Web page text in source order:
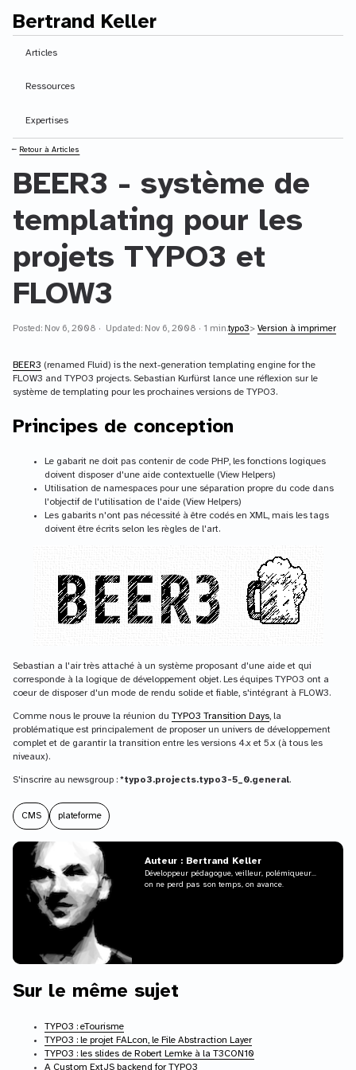
Contenu principal
Bertrand Keller
Articles
Ressources
Expertises
⭠ Retour à Articles
BEER3 - système de
templating pour les
projets TYPO3 et
FLOW3
Posted: Nov 6, 2008 · Updated: Nov 6, 2008 · 1 min.typo3> Version à imprimer
BEER3 (renamed Fluid) is the next-generation templating engine for the
FLOW3 and TYPO3 projects. Sebastian Kurfürst lance une réflexion sur le
système de templating pour les prochaines versions de TYPO3.
Principes de conception
Le gabarit ne doit pas contenir de code PHP, les fonctions logiques
doivent disposer d'une aide contextuelle (View Helpers)
Utilisation de namespaces pour une séparation propre du code dans
l'objectif de l'utilisation de l'aide (View Helpers)
Les gabarits n'ont pas nécessité à être codés en XML, mais les tags
doivent être écrits selon les règles de l'art.
Sebastian a l'air très attaché à un système proposant d'une aide et qui
corresponde à la logique de développement objet. Les équipes TYPO3 ont a
coeur de disposer d'un mode de rendu solide et fiable, s'intégrant à FLOW3.
Comme nous le prouve la réunion du TYPO3 Transition Days, la
problématique est principalement de proposer un univers de développement
complet et de garantir la transition entre les versions 4.x et 5.x (à tous les
niveaux).
S'inscrire au newsgroup : *typo3.projects.typo3-5_0.general.
CMS plateforme
Auteur : Bertrand Keller
Développeur pédagogue, veilleur, polémiqueur...
on ne perd pas son temps, on avance.
Sur le même sujet
TYPO3 : eTourisme
TYPO3 : le projet FALcon, le File Abstraction Layer
TYPO3 : les slides de Robert Lemke à la T3CON10
A Custom ExtJS backend for TYPO3